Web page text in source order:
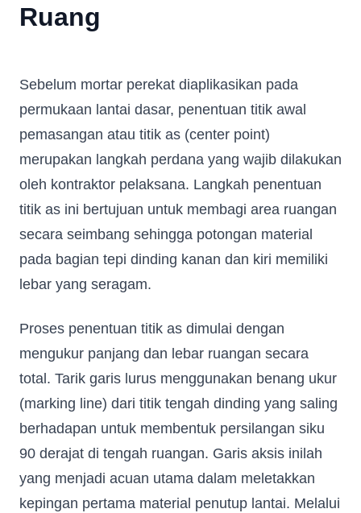
Ruang
Sebelum mortar perekat diaplikasikan pada
permukaan lantai dasar, penentuan titik awal
pemasangan atau titik as (center point)
merupakan langkah perdana yang wajib dilakukan
oleh kontraktor pelaksana. Langkah penentuan
titik as ini bertujuan untuk membagi area ruangan
secara seimbang sehingga potongan material
pada bagian tepi dinding kanan dan kiri memiliki
lebar yang seragam.
Proses penentuan titik as dimulai dengan
mengukur panjang dan lebar ruangan secara
total. Tarik garis lurus menggunakan benang ukur
(marking line) dari titik tengah dinding yang saling
berhadapan untuk membentuk persilangan siku
90 derajat di tengah ruangan. Garis aksis inilah
yang menjadi acuan utama dalam meletakkan
kepingan pertama material penutup lantai. Melalui